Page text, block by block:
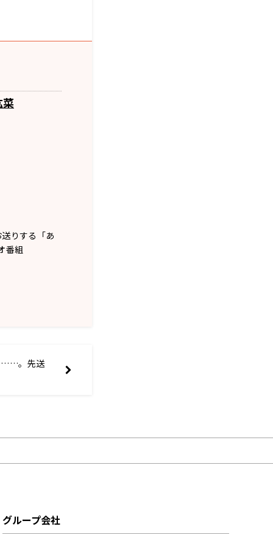
りする「あ
番組
……。先送
グループ会社